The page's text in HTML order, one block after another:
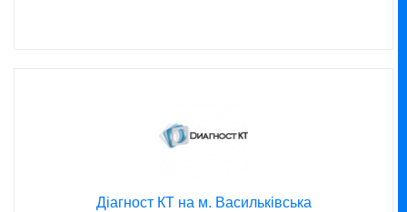
Діагност КТ на м. Васильківська